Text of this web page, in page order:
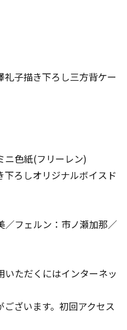
礼子描き下ろし三方背ケー
ニ色紙(フリーレン)
下ろしオリジナルボイスド
／フェルン：市ノ瀬加那／
ただくにはインターネッ
ざいます。初回アクセス